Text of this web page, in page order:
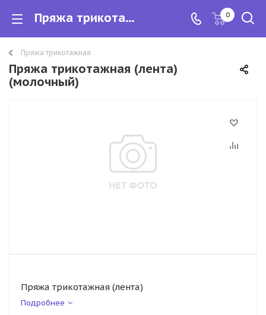
Пряжа трикотажная (лента) 0
Пряжа трикотажная
Пряжа трикотажная (лента)
(молочный)
Пряжа трикотажная (лента)
Подробнее